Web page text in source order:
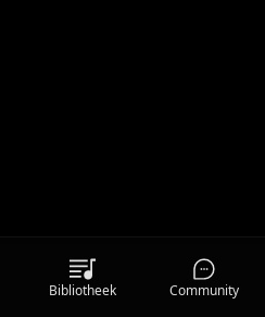
Bibliotheek Community